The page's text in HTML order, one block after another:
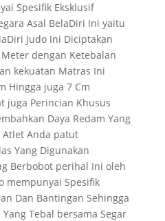
Spesifik Eksklusif
Asal BelaDiri Ini yaitu
Judo Ini Diciptakan
dengan Ketebalan
kekuatan Matras Ini
Hingga juga 7 Cm
juga Perincian Khusus
Daya Redam Yang
Atlet Anda patut
Yang Digunakan
Berbobot perihal Ini oleh
mempunyai Spesifik
Dan Bantingan Sehingga
Tebal bersama Segar